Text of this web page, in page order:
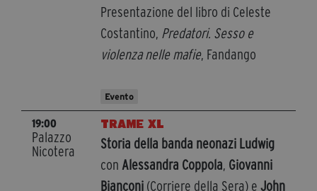
Presentazione del libro di Celeste
Costantino, Predatori. Sesso e
violenza nelle mafie, Fandango
Evento
19:00
Palazzo
Nicotera
TRAME XL
Storia della banda neonazi Ludwig
con Alessandra Coppola, Giovanni
Bianconi (Corriere della Sera) e John